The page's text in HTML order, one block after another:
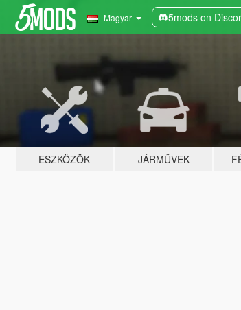
Magyar 5mods on
ESZKÖZÖK JÁRMŰVEK